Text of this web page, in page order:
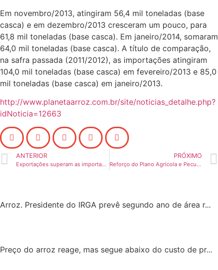
Em novembro/2013, atingiram 56,4 mil toneladas (base
casca) e em dezembro/2013 cresceram um pouco, para
61,8 mil toneladas (base casca). Em janeiro/2014, somaram
64,0 mil toneladas (base casca). A título de comparação,
na safra passada (2011/2012), as importações atingiram
104,0 mil toneladas (base casca) em fevereiro/2013 e 85,0
mil toneladas (base casca) em janeiro/2013.
http://www.planetaarroz.com.br/site/noticias_detalhe.php?
idNoticia=12663
ANTERIOR
Exportações superam as importações em 2012/13
PRÓXIMO
Reforço do Plano Agrícola e Pecuário está entre prioridades de Geller
Arroz. Presidente do IRGA prevê segundo ano de área r...
Preço do arroz reage, mas segue abaixo do custo de pr...